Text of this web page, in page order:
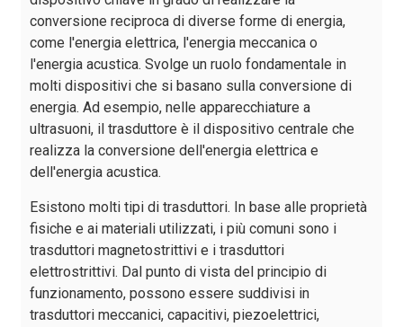
conversione reciproca di diverse forme di energia,
come l'energia elettrica, l'energia meccanica o
l'energia acustica. Svolge un ruolo fondamentale in
molti dispositivi che si basano sulla conversione di
energia. Ad esempio, nelle apparecchiature a
ultrasuoni, il trasduttore è il dispositivo centrale che
realizza la conversione dell'energia elettrica e
dell'energia acustica.
Esistono molti tipi di trasduttori. In base alle proprietà
fisiche e ai materiali utilizzati, i più comuni sono i
trasduttori magnetostrittivi e i trasduttori
elettrostrittivi. Dal punto di vista del principio di
funzionamento, possono essere suddivisi in
trasduttori meccanici, capacitivi, piezoelettrici,